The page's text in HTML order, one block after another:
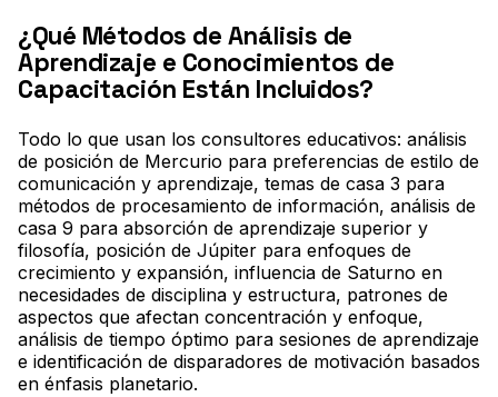
¿Qué Métodos de Análisis de
Aprendizaje e Conocimientos de
Capacitación Están Incluidos?
Todo lo que usan los consultores educativos: análisis
de posición de Mercurio para preferencias de estilo de
comunicación y aprendizaje, temas de casa 3 para
métodos de procesamiento de información, análisis de
casa 9 para absorción de aprendizaje superior y
filosofía, posición de Júpiter para enfoques de
crecimiento y expansión, influencia de Saturno en
necesidades de disciplina y estructura, patrones de
aspectos que afectan concentración y enfoque,
análisis de tiempo óptimo para sesiones de aprendizaje
e identificación de disparadores de motivación basados
en énfasis planetario.